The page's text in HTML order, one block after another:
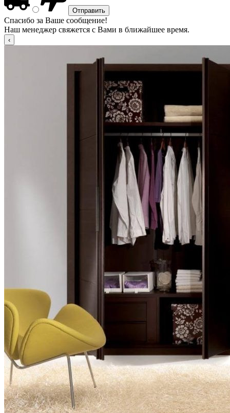
Спасибо за Ваше сообщение!
Наш менеджер свяжется с Вами в ближайшее время.